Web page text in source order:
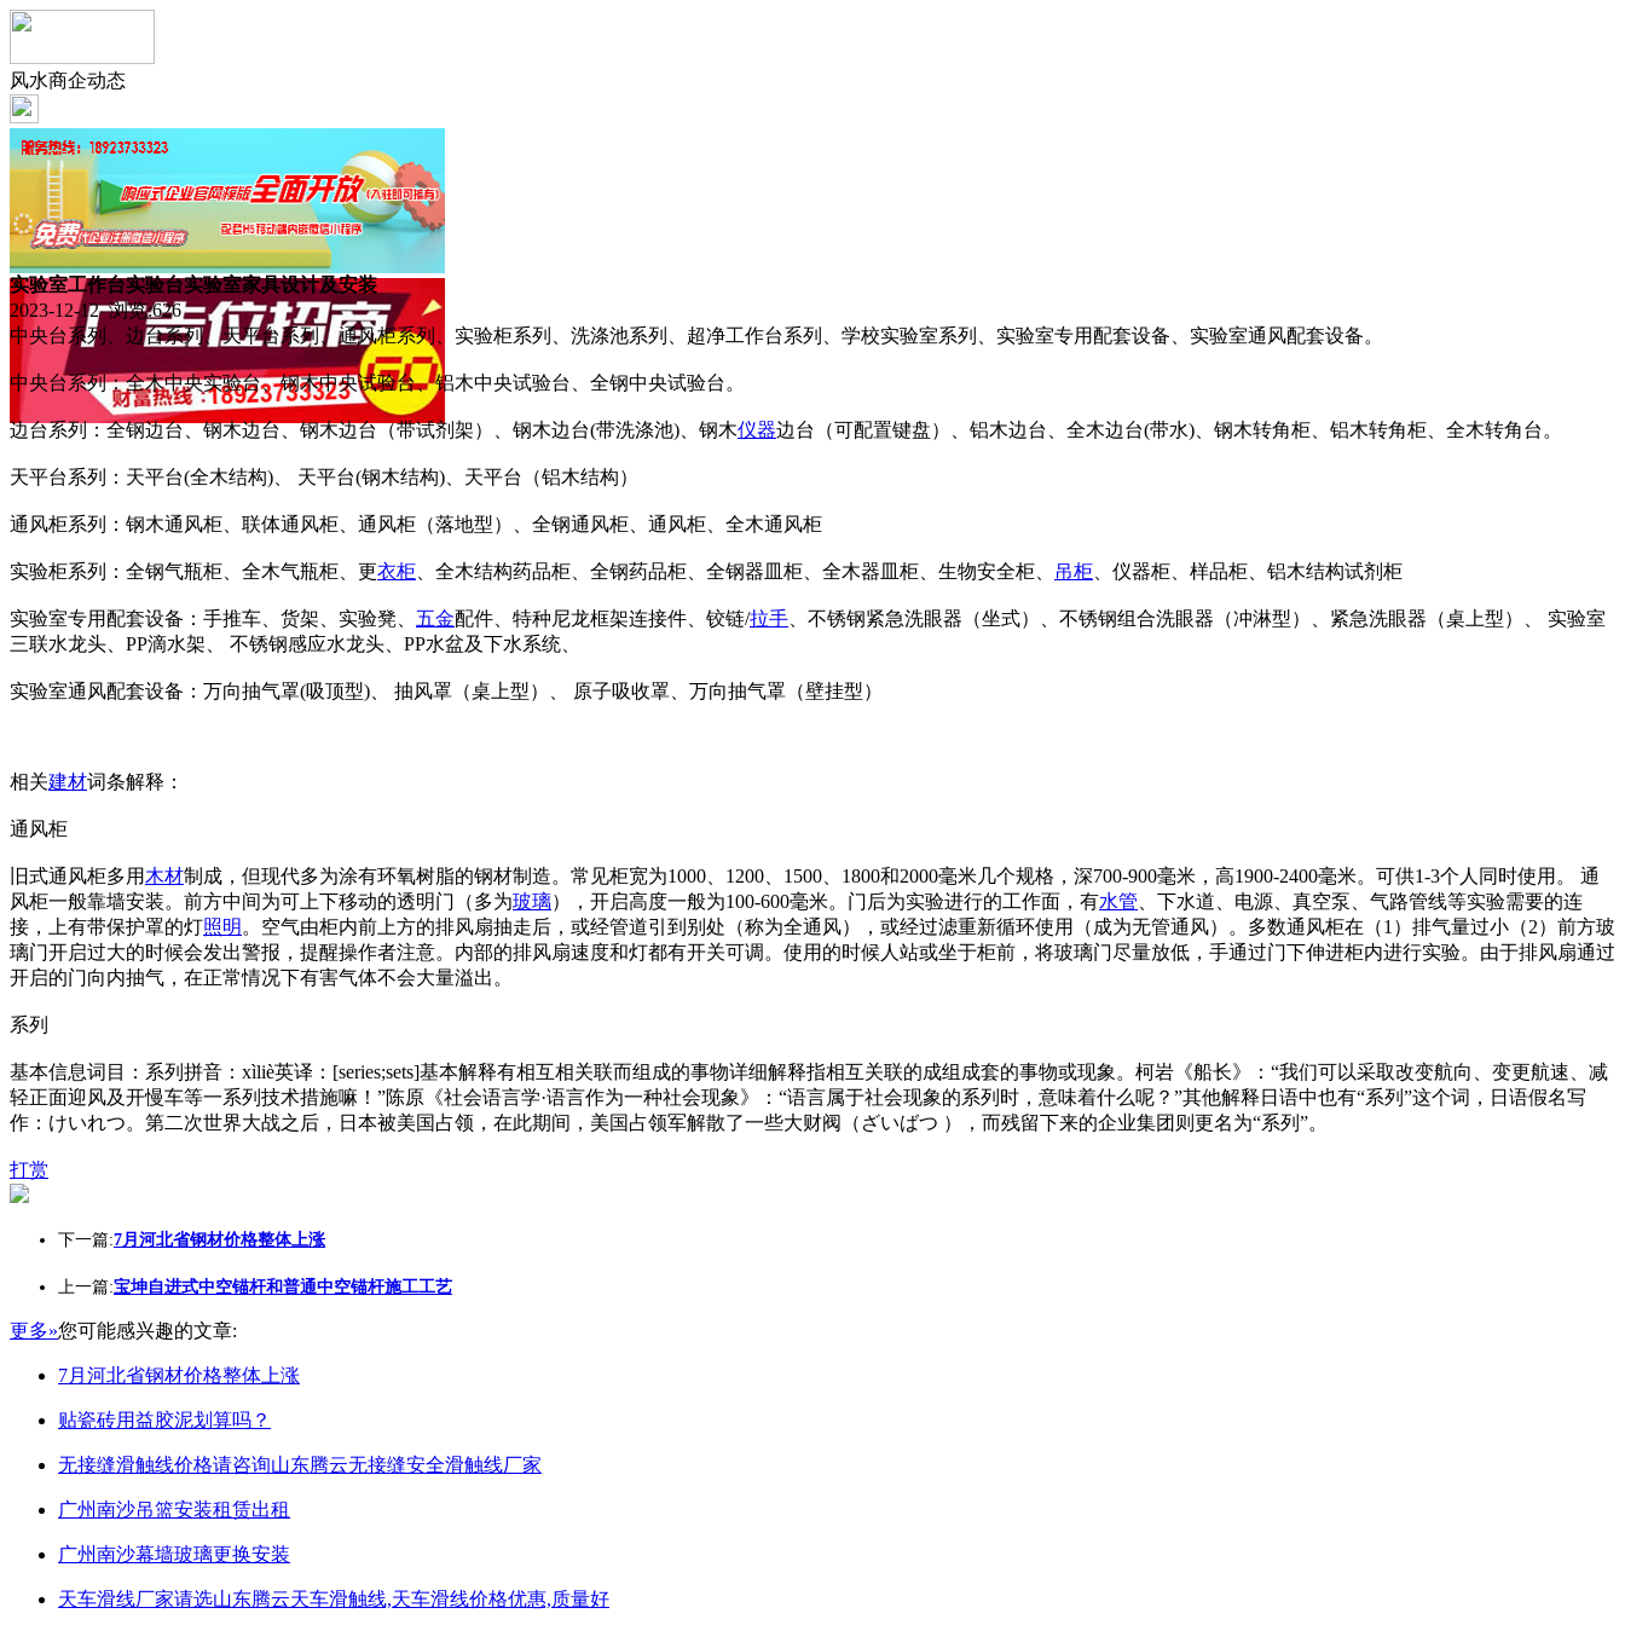
风水商企动态
实验室工作台实验台实验室家具设计及安装
2023-12-12 浏览:626
中央台系列、边台系列、天平台系列、通风柜系列、实验柜系列、洗涤池系列、超净工作台系列、学校实验室系列、实验室专用配套设备、实验室通风配套设备。
中央台系列：全木中央实验台、钢木中央试验台、铝木中央试验台、全钢中央试验台。
边台系列：全钢边台、钢木边台、钢木边台（带试剂架）、钢木边台(带洗涤池)、钢木仪器边台（可配置键盘）、铝木边台、全木边台(带水)、钢木转角柜、铝木转角柜、全木转角台。
天平台系列：天平台(全木结构)、 天平台(钢木结构)、天平台（铝木结构）
通风柜系列：钢木通风柜、联体通风柜、通风柜（落地型）、全钢通风柜、通风柜、全木通风柜
实验柜系列：全钢气瓶柜、全木气瓶柜、更衣柜 、全木结构药品柜、全钢药品柜、全钢器皿柜、全木器皿柜、生物安全柜、 吊柜 、仪器柜、样品柜、铝木结构试剂柜
实验室专用配套设备：手推车、货架、实验凳、 五金配件、特种尼龙框架连接件、铰链/拉手 、不锈钢紧急洗眼器（坐式）、不锈钢组合洗眼器（冲淋型）、紧急洗眼器（桌上型）、 实验室
三联水龙头、PP滴水架、 不锈钢感应水龙头、PP水盆及下水系统、
实验室通风配套设备：万向抽气罩(吸顶型)、 抽风罩（桌上型）、 原子吸收罩、万向抽气罩（壁挂型）
相关建材词条解释：
通风柜
旧式通风柜多用 木材制成，但现代多为涂有环氧树脂的钢材制造。常见柜宽为1000、1200、1500、1800和2000毫米几个规格，深700-900毫米，高1900-2400毫米。可供1-3个人同时使用。 通
风柜一般靠墙安装。前方中间为可上下移动的透明门（多为玻璃），开启高度一般为100-600毫米。门后为实验进行的工作面，有水管 、下水道、电源、真空泵、气路管线等实验需要的连
接，上有带保护罩的灯照明 。空气由柜内前上方的排风扇抽走后，或经管道引到别处（称为全通风），或经过滤重新循环使用（成为无管通风）。多数通风柜在（1）排气量过小（2）前方玻
璃门开启过大的时候会发出警报，提醒操作者注意。内部的排风扇速度和灯都有开关可调。使用的时候人站或坐于柜前，将玻璃门尽量放低，手通过门下伸进柜内进行实验。由于排风扇通过
开启的门向内抽气，在正常情况下有害气体不会大量溢出。
系列
基本信息词目：系列拼音：xìliè英译：[series;sets]基本解释有相互相关联而组成的事物详细解释指相互关联的成组成套的事物或现象。柯岩《船长》：“我们可以采取改变航向、变更航速、减
轻正面迎风及开慢车等一系列技术措施嘛！”陈原《社会语言学·语言作为一种社会现象》：“语言属于社会现象的系列时，意味着什么呢？”其他解释日语中也有“系列”这个词，日语假名写
作：けいれつ。第二次世界大战之后，日本被美国占领，在此期间，美国占领军解散了一些大财阀（ざいばつ ），而残留下来的企业集团则更名为“系列”。
打赏
下一篇:7月河北省钢材价格整体上涨
上一篇:宝坤自进式中空锚杆和普通中空锚杆施工工艺
更多»您可能感兴趣的文章:
7月河北省钢材价格整体上涨
贴瓷砖用益胶泥划算吗？
无接缝滑触线价格请咨询山东腾云无接缝安全滑触线厂家
广州南沙吊篮安装租赁出租
广州南沙幕墙玻璃更换安装
天车滑线厂家请选山东腾云天车滑触线,天车滑线价格优惠,质量好